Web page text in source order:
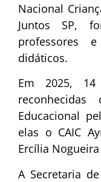
Nacional
Juntos SP,
professores
didáticos.
Em 2025, 14
Educacional
elas o CAIC
Ercília
A Secretaria